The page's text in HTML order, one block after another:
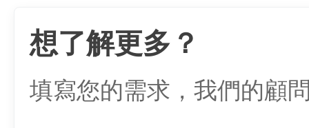
想了解更多？
填寫您的需求，我們的顧